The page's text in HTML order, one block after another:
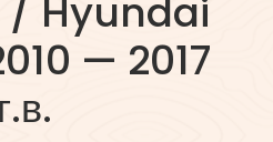
/ Hyundai
— 2017
г.в.